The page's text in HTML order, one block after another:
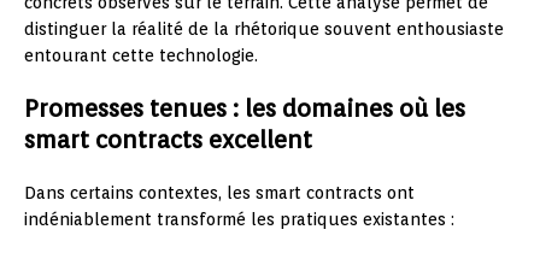
distinguer la réalité de la rhétorique souvent enthousiaste
entourant cette technologie.
Promesses tenues : les domaines où les
smart contracts excellent
Dans certains contextes, les smart contracts ont
indéniablement transformé les pratiques existantes :